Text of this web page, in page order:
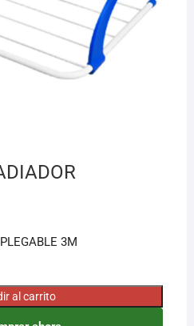
3M
al carrito
de Ferretería El Arroyo.
ayudo a encontrarlo,
exacto